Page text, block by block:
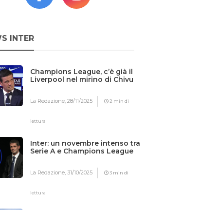
INTER
Champions League, c’è già il
Liverpool nel mirino di Chivu
La Redazione,28/11/2025 2 min di
lettura
Inter: un novembre intenso tra
Serie A e Champions League
La Redazione,31/10/2025 3 min di
lettura